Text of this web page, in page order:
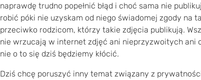
naprawdę trudno popełnić błąd i choć sama nie
robić póki nie uzyskam od niego świadomej zgody na
przeciwko rodzicom, którzy takie zdjęcia publikują.
nie wrzucają w internet zdjęć ani nieprzyzwoitych ani
nie o to się dziś będziemy kłócić.
Dziś chcę poruszyć inny temat związany z